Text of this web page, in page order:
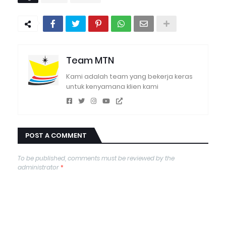
Team MTN
Kami adalah team yang bekerja keras
untuk kenyamana klien kami
POST A COMMENT
To be published, comments must be reviewed by the
administrator*